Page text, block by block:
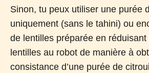
Sinon, tu peux utiliser une purée
uniquement (sans le tahini) ou
de lentilles préparée en
lentilles au robot de manière à
consistance d’une purée de